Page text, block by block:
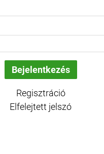
Regisztráció
Elfelejtett jelszó